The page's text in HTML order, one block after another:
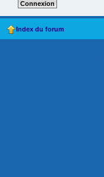
Index du forum